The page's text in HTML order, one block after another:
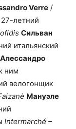
Verre /
летний
Сильван
итальянский
Алессандро
ним
велогонщик
Мануэле
Intermarché –